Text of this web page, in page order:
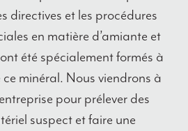
directives et les procédures
en matière d’amiante et
été spécialement formés à
minéral. Nous viendrons à
pour prélever des
suspect et faire une